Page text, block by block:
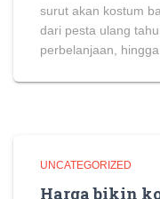
surut akan kostum
dari pesta ulang
perbelanjaan,
UNCATEGORIZED
Harga bikin